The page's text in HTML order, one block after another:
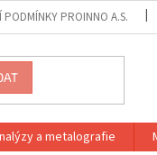
PROINNO A.S.
a metalografie